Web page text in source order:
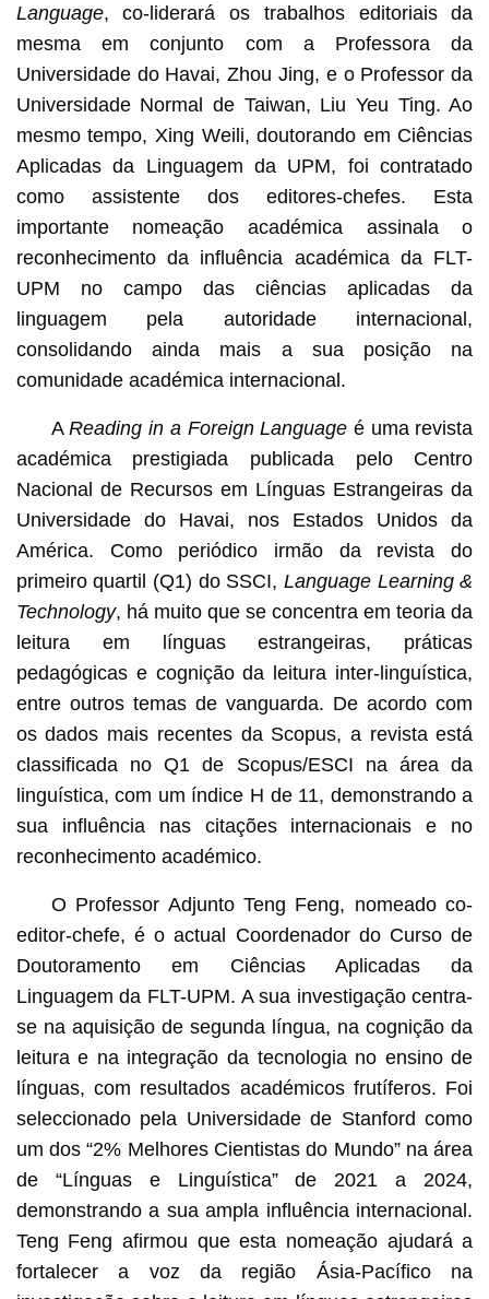
Language, co-liderará os trabalhos editoriais da
mesma em conjunto com a Professora da
Universidade do Havai, Zhou Jing, e o Professor da
Universidade Normal de Taiwan, Liu Yeu Ting. Ao
mesmo tempo, Xing Weili, doutorando em Ciências
Aplicadas da Linguagem da UPM, foi contratado
como assistente dos editores-chefes. Esta
importante nomeação académica assinala o
reconhecimento da influência académica da FLT-
UPM no campo das ciências aplicadas da
linguagem pela autoridade internacional,
consolidando ainda mais a sua posição na
comunidade académica internacional.
AReading in a Foreign Language é uma revista
académica prestigiada publicada pelo Centro
Nacional de Recursos em Línguas Estrangeiras da
Universidade do Havai, nos Estados Unidos da
América. Como periódico irmão da revista do
primeiro quartil (Q1) do SSCI, Language Learning &
Technology, há muito que se concentra em teoria da
leitura em línguas estrangeiras, práticas
pedagógicas e cognição da leitura inter-linguística,
entre outros temas de vanguarda. De acordo com
os dados mais recentes da Scopus, a revista está
classificada no Q1 de Scopus/ESCI na área da
linguística, com um índice H de 11, demonstrando a
sua influência nas citações internacionais e no
reconhecimento académico.
O Professor Adjunto Teng Feng, nomeado co-
editor-chefe, é o actual Coordenador do Curso de
Doutoramento em Ciências Aplicadas da
Linguagem da FLT-UPM. A sua investigação centra-
se na aquisição de segunda língua, na cognição da
leitura e na integração da tecnologia no ensino de
línguas, com resultados académicos frutíferos. Foi
seleccionado pela Universidade de Stanford como
um dos “2% Melhores Cientistas do Mundo” na área
de “Línguas e Linguística” de 2021 a 2024,
demonstrando a sua ampla influência internacional.
Teng Feng afirmou que esta nomeação ajudará a
fortalecer a voz da região Ásia-Pacífico na